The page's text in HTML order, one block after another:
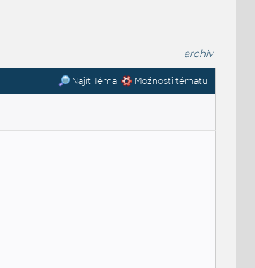
archiv
Najít Téma Možnosti tématu